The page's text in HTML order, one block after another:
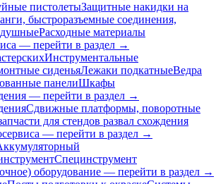
пистолетыЗащитные накидки на
быстроразъемные соединения,
Расходные материалы
— перейти в раздел →
Инструментальные
сиденьяЛежаки подкатныеВедра
панелиШкафы
— перейти в раздел →
Сдвижные платформы, поворотные
для стендов развал схождения
— перейти в раздел →
Специнструмент
оборудование — перейти в раздел →